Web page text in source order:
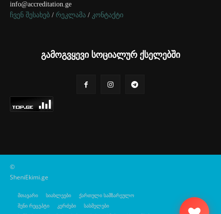
info@accreditation.ge
ჩვენ შესახებ / რეკლამა / კონტაქტი
გამოგვყევი სოციალურ ქსელებში
©
SheniEkimi.ge
მთავარი სიახლეები
ქართული სამზარეულო
შენი რეცეპტი
კერძები
სასმელები